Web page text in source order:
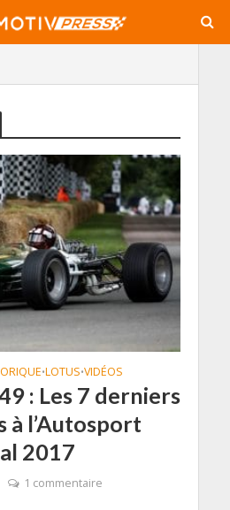
•LOTUS•VIDÉOS
: Les 7 derniers
à l’Autosport
2017
1 commentaire